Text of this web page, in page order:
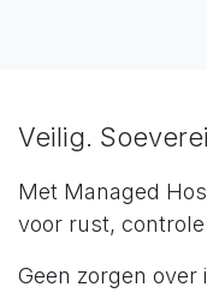
Veilig.
Met Managed
voor rust,
Geen zorgen